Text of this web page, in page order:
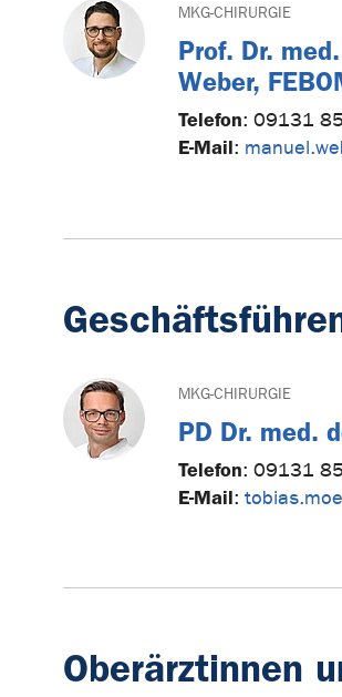
MKG-CHIRURGIE
Prof. Dr.
Weber,
Telefon: 09131
E-Mail:
MKG-CHIRURGIE
PD Dr. med.
Telefon: 09131
E-Mail:
Oberärztinnen